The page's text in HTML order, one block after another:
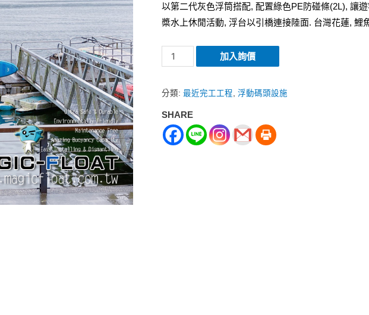
以第二代灰色浮筒搭配, 配置綠色PE防碰條(2L), 讓
槳水上休閒活動, 浮台以引橋連接陸面. 台灣花蓮, 鯉
FD-
208
鯉
魚
加入詢價
分類: 最近完工工程 浮動碼頭設施
SHARE